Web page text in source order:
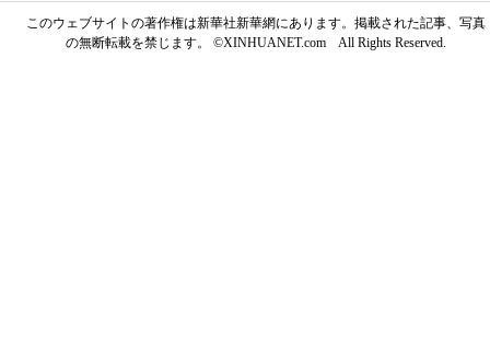
このウェブサイトの著作権は新華社新華網にあります。掲載された記事、写真
の無断転載を禁じます。 ©XINHUANET.com All Rights Reserved.